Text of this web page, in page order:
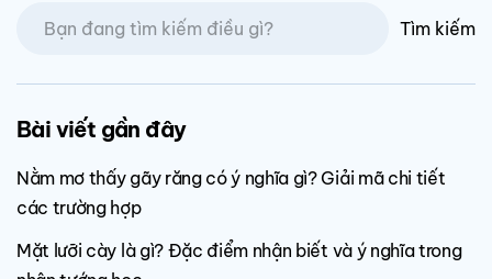
Tìm kiếm
Bài viết gần đây
Nằm mơ thấy gãy răng có ý nghĩa gì? Giải mã chi tiết
các trường hợp
Mặt lưỡi cày là gì? Đặc điểm nhận biết và ý nghĩa trong